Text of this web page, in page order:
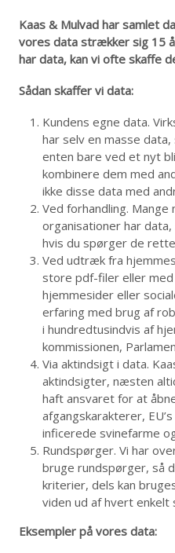
Kaas & Mulvad har samlet
vores data strækker sig 15
har data, kan vi ofte skaffe
Sådan skaffer vi data:
Kundens egne data.
har selv en masse
enten bare ved et nyt
kombinere dem med
ikke disse data med
Ved forhandling.
organisationer har
hvis du spørger de
Ved udtræk fra
store pdf-filer eller
hjemmesider eller
erfaring med brug af
i hundredtusindvis af
kommissionen,
Via aktindsigt i data.
aktindsigter, næsten
haft ansvaret for at
afgangskarakterer,
inficerede svinefarme
Rundspørger. Vi har
bruge rundspørger, så
kriterier, dels kan
viden ud af hvert enkelt
Eksempler på vores data: